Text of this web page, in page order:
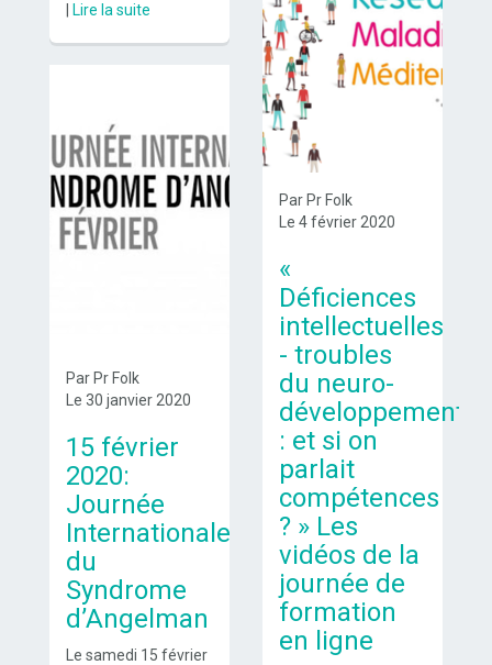
Lire la suite
Par Pr Folk
Le 4 février 2020
«
Déficiences
intellectuelles
- troubles
du neuro-
développement
: et si on
parlait
compétences
? » Les
vidéos de la
journée de
formation
en ligne
Par Pr Folk
Le 30 janvier 2020
15 février
2020:
Journée
Internationale
du
Syndrome
d’Angelman
Le samedi 15 février